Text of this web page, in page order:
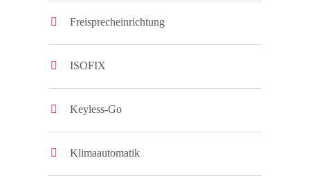
Freisprecheinrichtung
ISOFIX
Keyless-Go
Klimaautomatik